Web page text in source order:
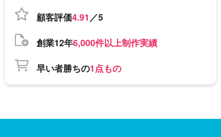
顧客評価4.91／5
創業12年6,000件以上制作実績
早い者勝ちの1点もの